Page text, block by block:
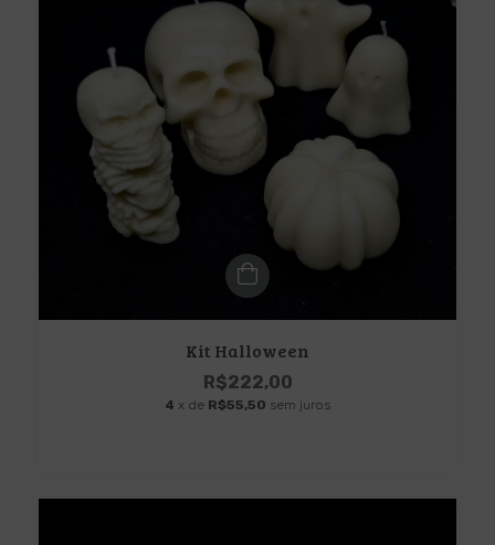
Kit Halloween
R$222,00
4 x de R$55,50 sem juros